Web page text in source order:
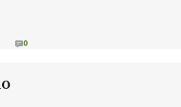
odlična priložnost za slovenske
XAe9EbeAbK @EUAgri #IMCAP #CAP
0